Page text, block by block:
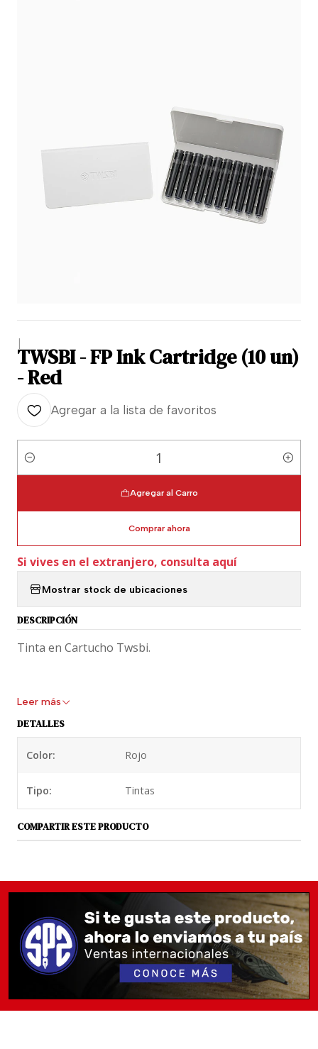
|
TWSBI - FP Ink Cartridge (10 un)
- Red
Agregar a la lista de favoritos
Cantidad
Agregar al Carro
Comprar ahora
Si vives en el extranjero, consulta aquí
Mostrar stock de ubicaciones
DESCRIPCIÓN
Tinta en Cartucho Twsbi.
Leer más
DETALLES
Color: Rojo
Tipo: Tintas
COMPARTIR ESTE PRODUCTO